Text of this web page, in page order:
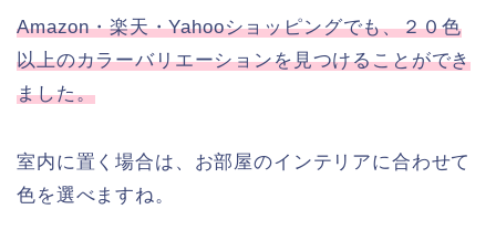
Amazon・楽天・Yahooショッピングでも、２０色
以上のカラーバリエーションを見つけることができ
ました。
室内に置く場合は、お部屋のインテリアに合わせて
色を選べますね。